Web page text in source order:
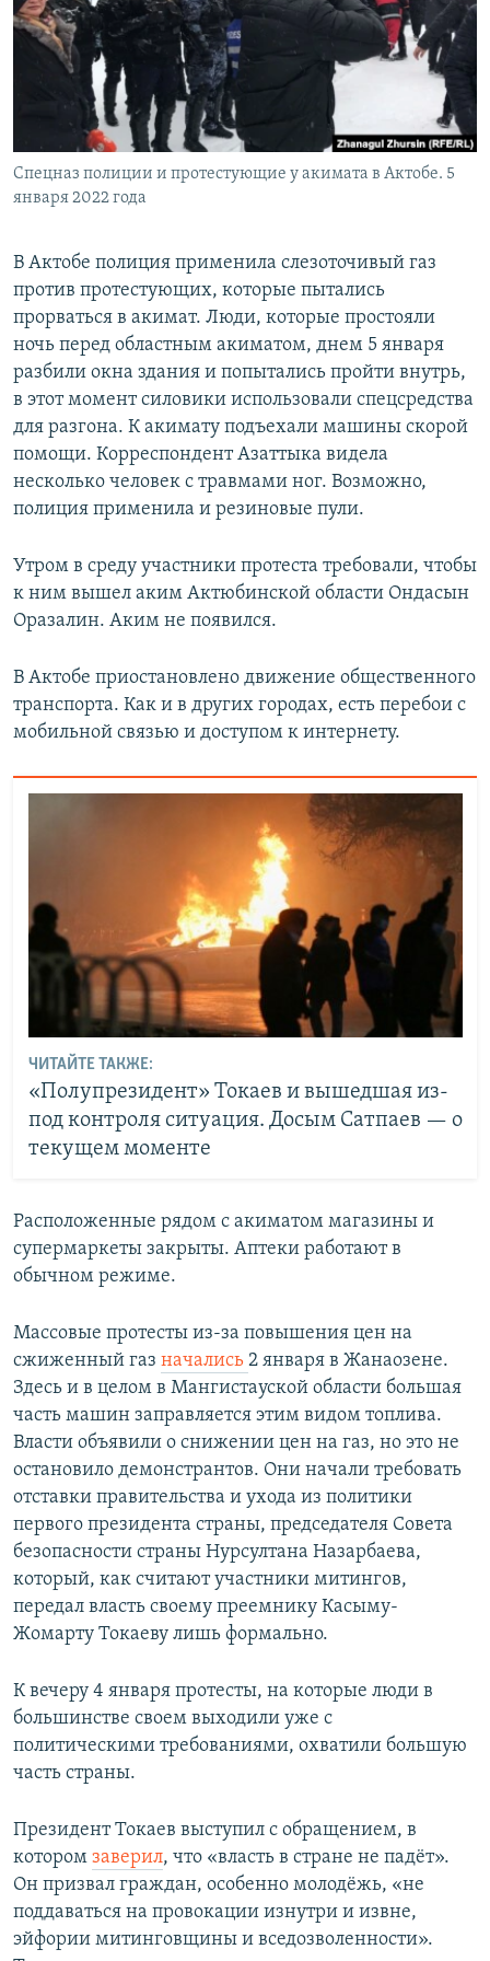
Спецназ полиции и протестующие у акимата в Актобе. 5
января 2022 года
В Актобе полиция применила слезоточивый газ
против протестующих, которые пытались
прорваться в акимат. Люди, которые простояли
ночь перед областным акиматом, днем 5 января
разбили окна здания и попытались пройти внутрь,
в этот момент силовики использовали спецсредства
для разгона. К акимату подъехали машины скорой
помощи. Корреспондент Азаттыка видела
несколько человек с травмами ног. Возможно,
полиция применила и резиновые пули.
Утром в среду участники протеста требовали, чтобы
к ним вышел аким Актюбинской области Ондасын
Оразалин. Аким не появился.
В Актобе приостановлено движение общественного
транспорта. Как и в других городах, есть перебои с
мобильной связью и доступом к интернету.
ЧИТАЙТЕ ТАКЖЕ:
«Полупрезидент» Токаев и вышедшая из-
под контроля ситуация. Досым Сатпаев — о
текущем моменте
Расположенные рядом с акиматом магазины и
супермаркеты закрыты. Аптеки работают в
обычном режиме.
Массовые протесты из-за повышения цен на
сжиженный газ начались 2 января в Жанаозене.
Здесь и в целом в Мангистауской области большая
часть машин заправляется этим видом топлива.
Власти объявили о снижении цен на газ, но это не
остановило демонстрантов. Они начали требовать
отставки правительства и ухода из политики
первого президента страны, председателя Совета
безопасности страны Нурсултана Назарбаева,
который, как считают участники митингов,
передал власть своему преемнику Касыму-
Жомарту Токаеву лишь формально.
К вечеру 4 января протесты, на которые люди в
большинстве своем выходили уже с
политическими требованиями, охватили большую
часть страны.
Президент Токаев выступил с обращением, в
котором заверил, что «власть в стране не падёт».
Он призвал граждан, особенно молодёжь, «не
поддаваться на провокации изнутри и извне,
эйфории митинговщины и вседозволенности».